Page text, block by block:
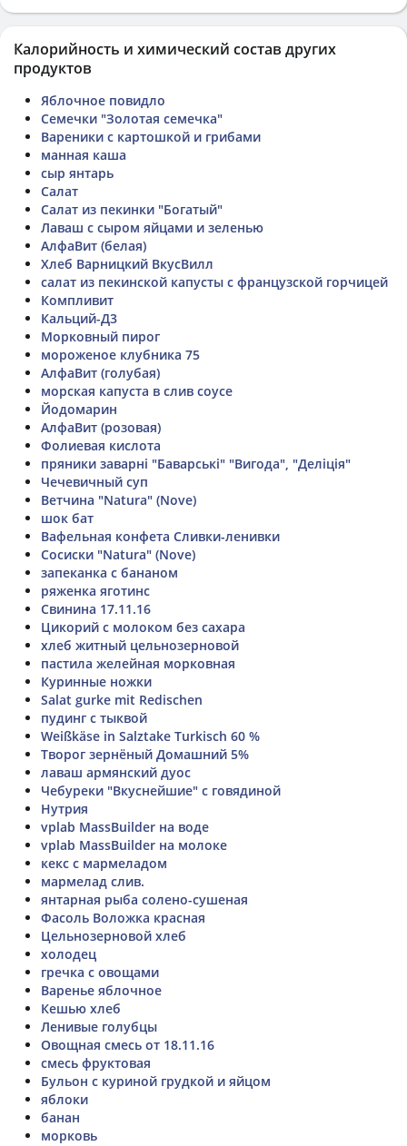
Калорийность и химический состав других
продуктов
Яблочное повидло
Семечки "Золотая семечка"
Вареники с картошкой и грибами
манная каша
сыр янтарь
Салат
Салат из пекинки "Богатый"
Лаваш с сыром яйцами и зеленью
АлфаВит (белая)
Хлеб Варницкий ВкусВилл
салат из пекинской капусты с французской горчицей
Компливит
Кальций-Д3
Морковный пирог
мороженое клубника 75
АлфаВит (голубая)
морская капуста в слив соусе
Йодомарин
АлфаВит (розовая)
Фолиевая кислота
пряники заварні "Баварські" "Вигода", "Деліція"
Чечевичный суп
Ветчина "Natura" (Nove)
шок бат
Вафельная конфета Сливки-ленивки
Сосиски "Natura" (Nove)
запеканка с бананом
ряженка яготинс
Свинина 17.11.16
Цикорий с молоком без сахара
хлеб житный цельнозерновой
пастила желейная морковная
Куринные ножки
Salat gurke mit Redischen
пудинг с тыквой
Weißkäse in Salztake Turkisch 60 %
Творог зернёный Домашний 5%
лаваш армянский дуос
Чебуреки "Вкуснейшие" с говядиной
Нутрия
vplab MassBuilder на воде
vplab MassBuilder на молоке
кекс с мармеладом
мармелад слив.
янтарная рыба солено-сушеная
Фасоль Воложка красная
Цельнозерновой хлеб
холодец
гречка с овощами
Варенье яблочное
Кешью хлеб
Ленивые голубцы
Овощная смесь от 18.11.16
смесь фруктовая
Бульон с куриной грудкой и яйцом
яблоки
банан
морковь